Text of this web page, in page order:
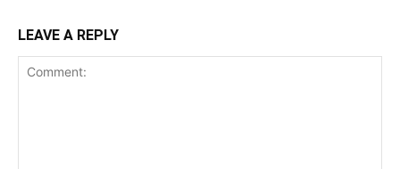
LEAVE A REPLY